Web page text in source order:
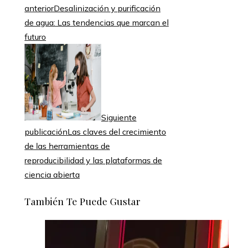
anteriorDesalinización y purificación
de agua: Las tendencias que marcan el
futuro
Siguiente
publicaciónLas claves del crecimiento
de las herramientas de
reproducibilidad y las plataformas de
ciencia abierta
También Te Puede Gustar